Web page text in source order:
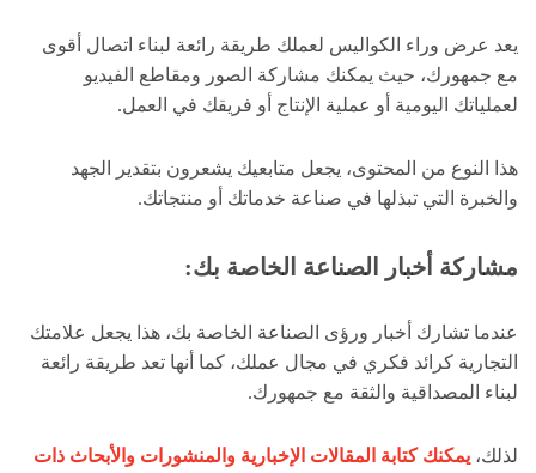
يعد عرض وراء الكواليس لعملك طريقة رائعة لبناء اتصال أقوى
مع جمهورك، حيث يمكنك مشاركة الصور ومقاطع الفيديو
لعملياتك اليومية أو عملية الإنتاج أو فريقك في العمل.
هذا النوع من المحتوى، يجعل متابعيك يشعرون بتقدير الجهد
والخبرة التي تبذلها في صناعة خدماتك أو منتجاتك.
مشاركة أخبار الصناعة الخاصة بك:
عندما تشارك أخبار ورؤى الصناعة الخاصة بك، هذا يجعل علامتك
التجارية كرائد فكري في مجال عملك، كما أنها تعد طريقة رائعة
لبناء المصداقية والثقة مع جمهورك.
لذلك، يمكنك كتابة المقالات الإخبارية والمنشورات والأبحاث ذات